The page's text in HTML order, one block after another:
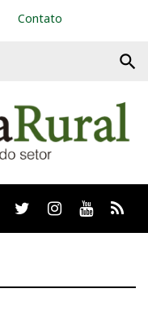
Contato
search
Facebooktwitter Instagram
Youtube